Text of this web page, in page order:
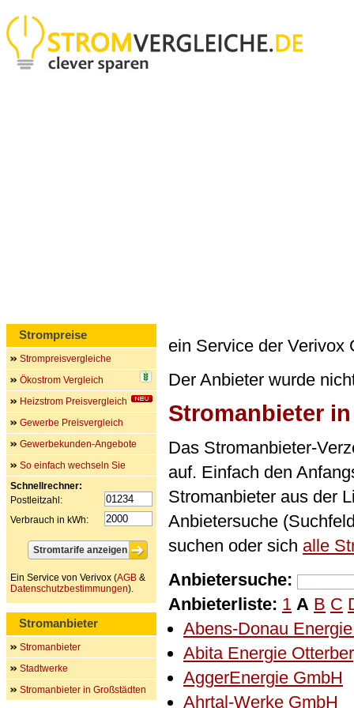
ein Service der Verivox
Der Anbieter wurde
Stromanbieter
Das Stromanbieter-
auf. Einfach den
Stromanbieter aus der
Anbietersuche
suchen oder sich alle
Anbietersuche:
Anbieterliste: 1 A B C
Abens-Donau
Abita Energie
AggerEnergie GmbH
Ahrtal-Werke GmbH
Strompreise
Strompreisvergleiche
Ökostrom Vergleich
Heizstrom Preisvergleich
Gewerbe Preisvergleich
Gewerbekunden-Angebote
So einfach wechseln Sie
Schnellrechner:
Postleitzahl:
Verbrauch in kWh:
Ein Service von Verivox (AGB &
Datenschutzbestimmungen).
Stromanbieter
Stromanbieter
Stadtwerke
Stromanbieter in Großstädten